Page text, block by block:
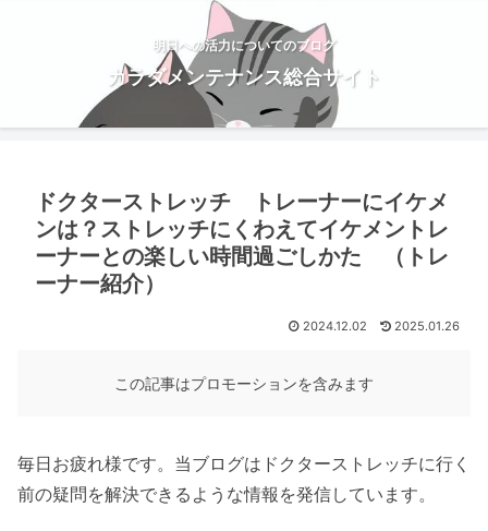
明日への活力についてのブログ
カラダメンテナンス総合サイト
ドクターストレッチ トレーナーにイケメ
ンは？ストレッチにくわえてイケメントレ
ーナーとの楽しい時間過ごしかた （トレ
ーナー紹介）
2024.12.02 2025.01.26
この記事はプロモーションを含みます
毎日お疲れ様です。当ブログはドクターストレッチに行く
前の疑問を解決できるような情報を発信しています。